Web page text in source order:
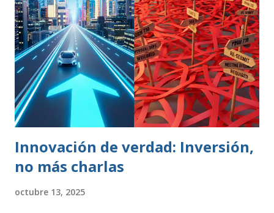
cosas preocupándose siempre por satisfacer al cliente y
por mejorar día a día procesos y resultados. El enfoque de
gestión de la calidad se inicia en la década de los 50. En esa
época, se contemplaba un concepto de calidad centrado en
lograr que un producto cumpliese las especificaciones
marcadas (peso, duración, resistencia, rapidez). Se
realizaban controles periódicos para evitar que product...
Innovación de verdad: Inversión,
no más charlas
octubre 13, 2025